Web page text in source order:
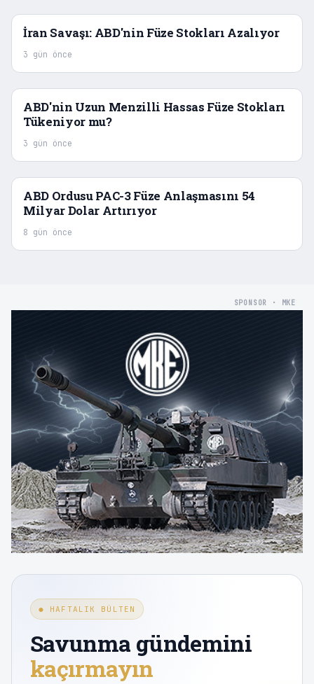
İran Savaşı: ABD'nin Füze Stokları Azalıyor
3 gün önce
ABD'nin Uzun Menzilli Hassas Füze Stokları
Tükeniyor mu?
3 gün önce
ABD Ordusu PAC-3 Füze Anlaşmasını 54
Milyar Dolar Artırıyor
8 gün önce
SPONSOR · MKE
● HAFTALIK BÜLTEN
Savunma gündemini
kaçırmayın